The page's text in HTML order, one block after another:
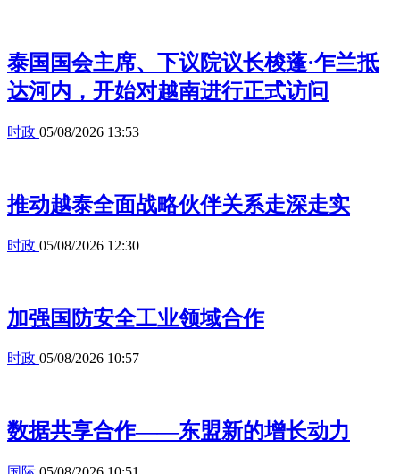
泰国国会主席、下议院议长梭蓬·乍兰抵
达河内，开始对越南进行正式访问
时政 05/08/2026 13:53
推动越泰全面战略伙伴关系走深走实
时政 05/08/2026 12:30
加强国防安全工业领域合作
时政 05/08/2026 10:57
数据共享合作——东盟新的增长动力